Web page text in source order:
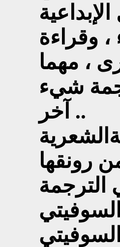
، وقراءة
، مهما
شيء
آخر ..
رونقها